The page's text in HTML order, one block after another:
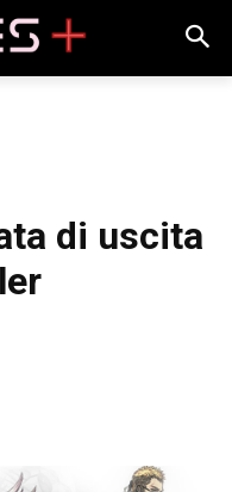
di uscita